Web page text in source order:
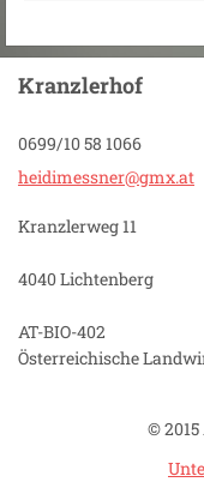
Kranzlerhof
0699/10 58 1066
heidimessner@gmx.at
Kranzlerweg 11
4040 Lichtenberg
AT-BIO-402
Österreichische
©